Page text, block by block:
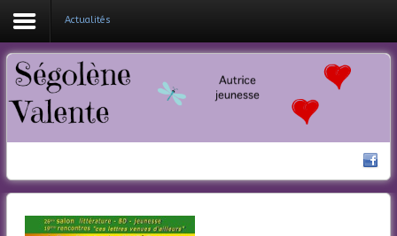
Coucou !
Mes livres
Nouveautés
Actualités
Actualités